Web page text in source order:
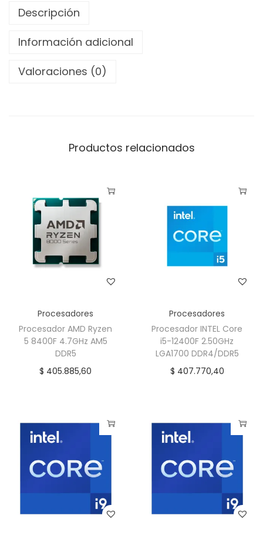
R
z
n
.
7
0
G
H
M
5
D
a
t
a
Descripción
Información adicional
Valoraciones (0)
Productos relacionados
Procesadores
Procesador AMD Ryzen
5 8400F 4.7GHz AM5
DDR5
$ 405.885,60
Procesadores
Procesador INTEL Core
i5-12400F 2.50GHz
LGA1700 DDR4/DDR5
$ 407.770,40